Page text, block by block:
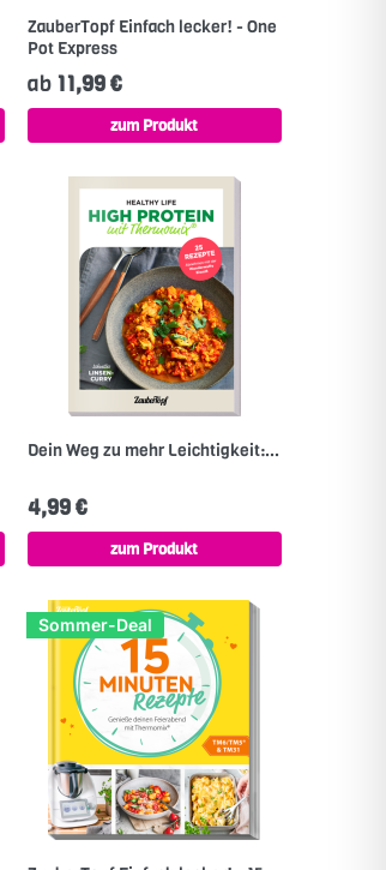
ZauberTopf Einfach lecker! - One
Pot Express
ab11,99 €
zum Produkt
Dein Weg zu mehr Leichtigkeit:...
4,99 €
zum Produkt
Sommer-Deal